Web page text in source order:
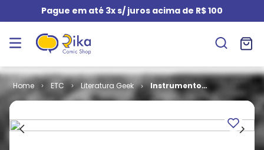
Pague em até 3x s/ juros acima de R$ 100
ETC Literatura Geek
Instrumentos
Mortais # 4 -
Anjos Caídos